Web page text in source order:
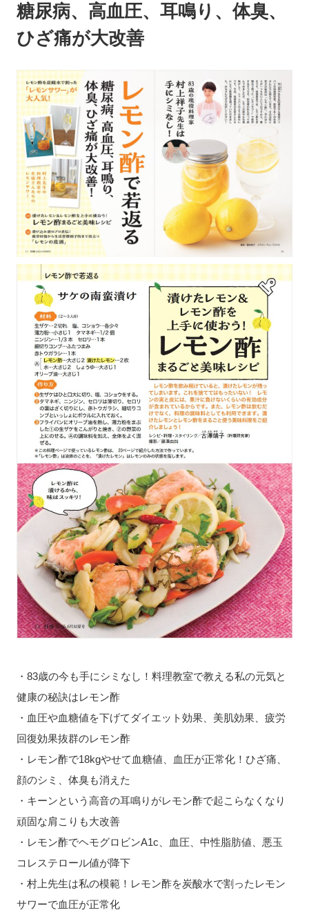
糖尿病、高血圧、耳鳴り、体臭、
ひざ痛が大改善
・83歳の今も手にシミなし！料理教室で教える私の元気と
健康の秘訣はレモン酢
・血圧や血糖値を下げてダイエット効果、美肌効果、疲労
回復効果抜群のレモン酢
・レモン酢で18kgやせて血糖値、血圧が正常化！ひざ痛、
顔のシミ、体臭も消えた
・キーンという高音の耳鳴りがレモン酢で起こらなくなり
頑固な肩こりも大改善
・レモン酢でヘモグロビンA1c、血圧、中性脂肪値、悪玉
コレステロール値が降下
・村上先生は私の模範！レモン酢を炭酸水で割ったレモン
サワーで血圧が正常化